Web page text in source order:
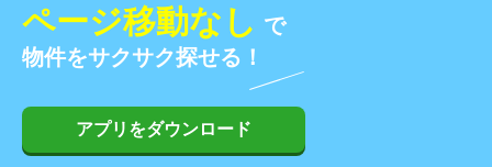
ページ移動なし で
物件をサクサク探せる！
アプリをダウンロード